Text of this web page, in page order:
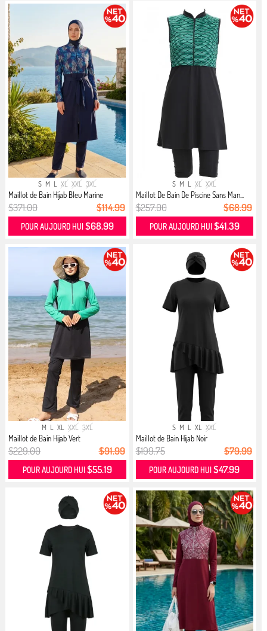
S M L XL XXL 3XL
Maillot de Bain Hijab Bleu Marine
$371.00 $114.99
POUR AUJOURD HUI $68.99
S M L XL XXL
Maillot De Bain De Piscine Sans Man...
$257.00 $68.99
POUR AUJOURD HUI $41.39
M L XL XXL 3XL
Maillot de Bain Hijab Vert
$229.00 $91.99
POUR AUJOURD HUI $55.19
S M L XL XXL
Maillot de Bain Hijab Noir
$199.75 $79.99
POUR AUJOURD HUI$47.99